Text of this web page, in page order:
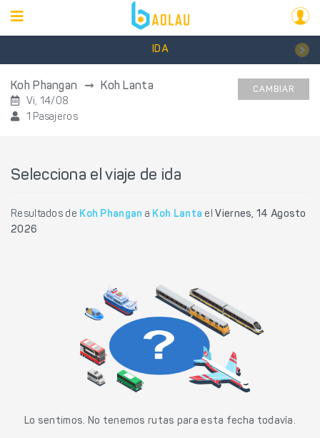
IDA
Koh Phangan Koh Lanta
Vi, 14/08
1 Pasajeros
CAMBIAR
Selecciona el viaje de ida
Resultados de Koh Phangan a Koh Lanta el Viernes, 14 Agosto
2026
Lo sentimos. No tenemos rutas para esta fecha todavía.